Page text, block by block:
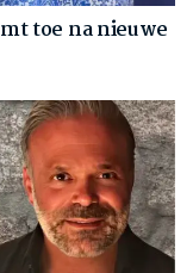
toe na nieuwe